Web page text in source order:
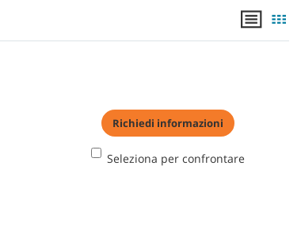
Richiedi informazioni
Seleziona per confrontare